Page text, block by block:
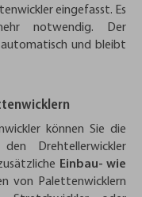
eingefasst. Es
notwendig. Der
und bleibt
können Sie die
Drehtellerwickler
Einbau- wie
von Palettenwicklern